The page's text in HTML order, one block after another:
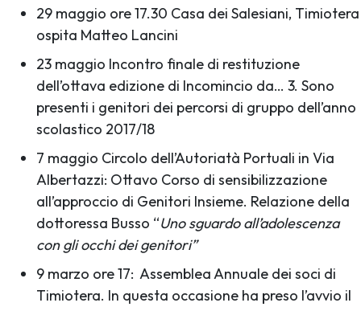
29 maggio ore 17.30 Casa dei Salesiani, Timiotera
ospita Matteo Lancini
23 maggio Incontro finale di restituzione
dell’ottava edizione di Incomincio da… 3. Sono
presenti i genitori dei percorsi di gruppo dell’anno
scolastico 2017/18
7 maggio Circolo dell’Autoriatà Portuali in Via
Albertazzi: Ottavo Corso di sensibilizzazione
all’approccio di Genitori Insieme. Relazione della
dottoressa Busso “Uno sguardo all’adolescenza
con gli occhi dei genitori”
9 marzo ore 17: Assemblea Annuale dei soci di
Timiotera. In questa occasione ha preso l’avvio il